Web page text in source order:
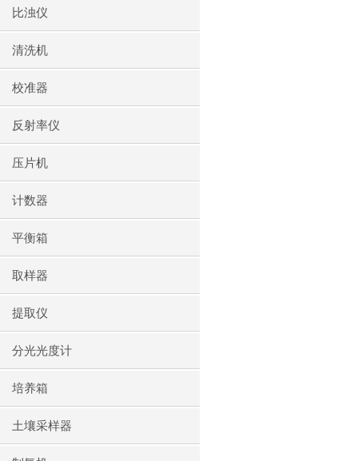
比浊仪
清洗机
校准器
反射率仪
压片机
计数器
平衡箱
取样器
提取仪
分光光度计
培养箱
土壤采样器